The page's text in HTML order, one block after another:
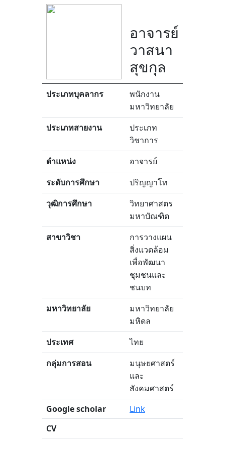
อาจารย์
วาสนา
สุขกุล
ประเภทบุคลากร
พนักงาน
มหาวิทยาลัย
ประเภทสายงาน
ประเภท
วิชาการ
ตำแหน่ง
อาจารย์
ระดับการศึกษา
ปริญญาโท
วุฒิการศึกษา
วิทยาศาสตร
มหาบัณฑิต
สาขาวิชา
การวางแผน
สิ่งแวดล้อม
เพื่อพัฒนา
ชุมชนและ
ชนบท
มหาวิทยาลัย
มหาวิทยาลัย
มหิดล
ประเทศ
ไทย
กลุ่มการสอน
มนุษยศาสตร์
และ
สังคมศาสตร์
Google scholar
Link
CV